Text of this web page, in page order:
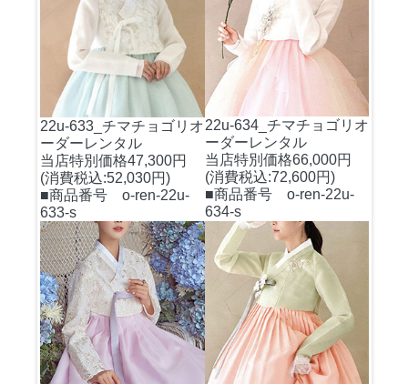
22u-633_チマチョゴリオ
ーダーレンタル
当店特別価格47,300円
(消費税込:52,030円)
■商品番号 o-ren-22u-
633-s
22u-634_チマチョゴリオ
ーダーレンタル
当店特別価格66,000円
(消費税込:72,600円)
■商品番号 o-ren-22u-
634-s